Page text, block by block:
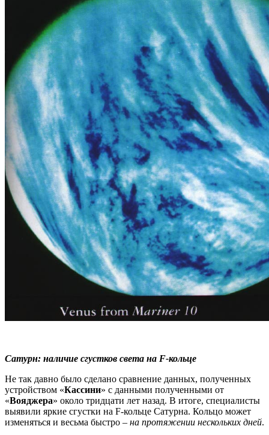
Сатурн: наличие сгустков света на F-кольце
Не так давно было сделано сравнение данных, полученных
устройством «Кассини» с данными полученными от
«Вояджера» около тридцати лет назад. В итоге, специалисты
выявили яркие сгустки на F-кольце Сатурна. Кольцо может
изменяться и весьма быстро – на протяжении нескольких дней.